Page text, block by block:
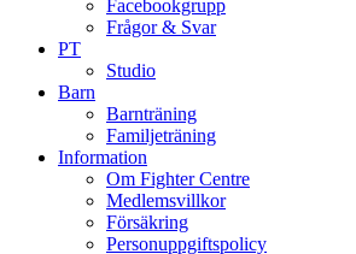
Facebookgrupp
Frågor & Svar
PT
Studio
Barn
Barnträning
Familjeträning
Information
Om Fighter Centre
Medlemsvillkor
Försäkring
Personuppgiftspolicy